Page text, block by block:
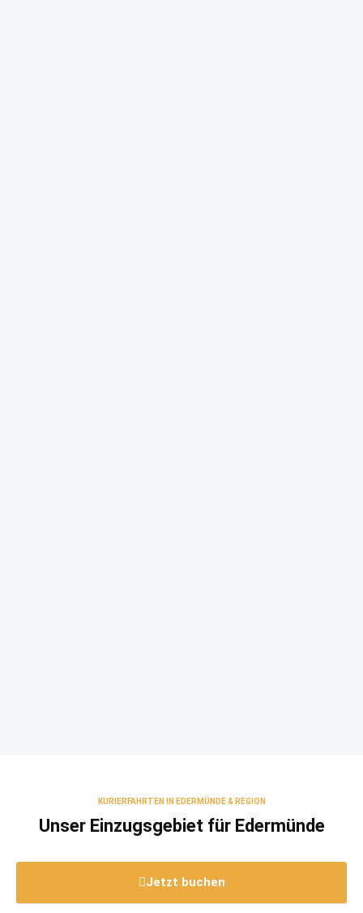
KURIERFAHRTEN IN EDERMÜNDE & REGION
Unser Einzugsgebiet für Edermünde
Jetzt buchen